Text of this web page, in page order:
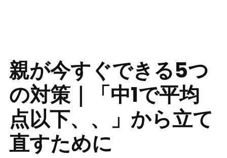
親が今すぐできる5つ
の対策｜「中1で平均
点以下、、」から立て
直すために